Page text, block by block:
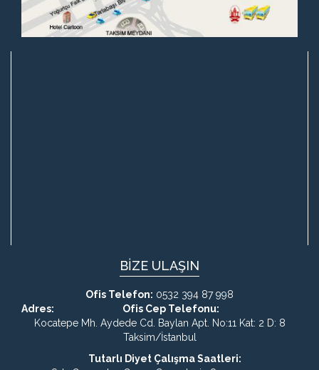
BİZE ULAŞIN
Ofis Telefon: 0532 394 87 998
Ofis Cep Telefonu:
Adres:
Kocatepe Mh. Aydede Cd. Baylan Apt. No:11 Kat: 2 D: 8
Taksim/İstanbul
Tutarlı Diyet Çalışma Saatleri: